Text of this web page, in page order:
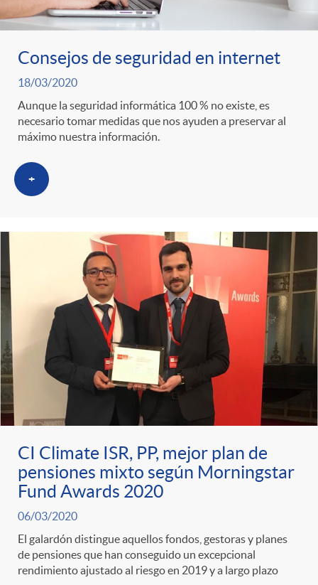
Consejos de seguridad en internet
18/03/2020
Aunque la seguridad informática 100 % no existe, es
necesario tomar medidas que nos ayuden a preservar al
máximo nuestra información.
+
CI Climate ISR, PP, mejor plan de
pensiones mixto según Morningstar
Fund Awards 2020
06/03/2020
El galardón distingue aquellos fondos, gestoras y planes
de pensiones que han conseguido un excepcional
rendimiento ajustado al riesgo en 2019 y a largo plazo